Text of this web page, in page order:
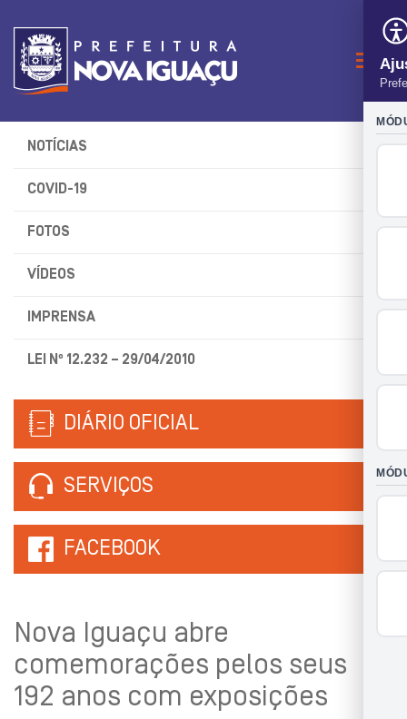
NOTÍCIAS
COVID-19
FOTOS
VÍDEOS
IMPRENSA
LEI Nº 12.232 – 29/04/2010
DIÁRIO OFICIAL
SERVIÇOS
FACEBOOK
Nova Iguaçu abre
comemorações pelos seus
192 anos com exposições